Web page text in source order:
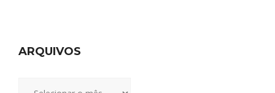
ARQUIVOS